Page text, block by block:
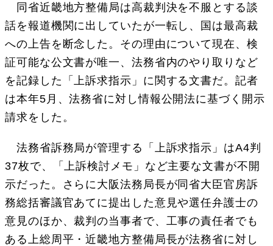
同省近畿地方整備局は高裁判決を不服とする談
話を報道機関に出していたが一転し、国は最高裁
への上告を断念した。その理由について現在、検
証可能な公文書が唯一、法務省内のやり取りなど
を記録した「上訴求指示」に関する文書だ。記者
は本年5月、法務省に対し情報公開法に基づく開示
請求をした。
法務省訴務局が管理する「上訴求指示」はA4判
37枚で、「上訴検討メモ」など主要な文書が不開
示だった。さらに大阪法務局長が同省大臣官房訴
務総括審議官あてに提出した意見や選任弁護士の
意見のほか、裁判の当事者で、工事の責任者でも
ある上総周平・近畿地方整備局長が法務省に対し